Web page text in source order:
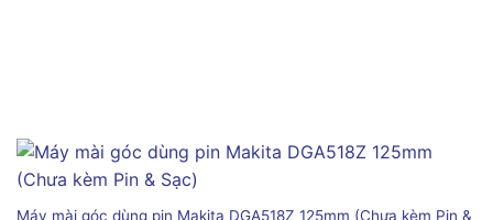
Máy mài góc dùng pin Makita DGA518Z 125mm (Chưa kèm Pin &